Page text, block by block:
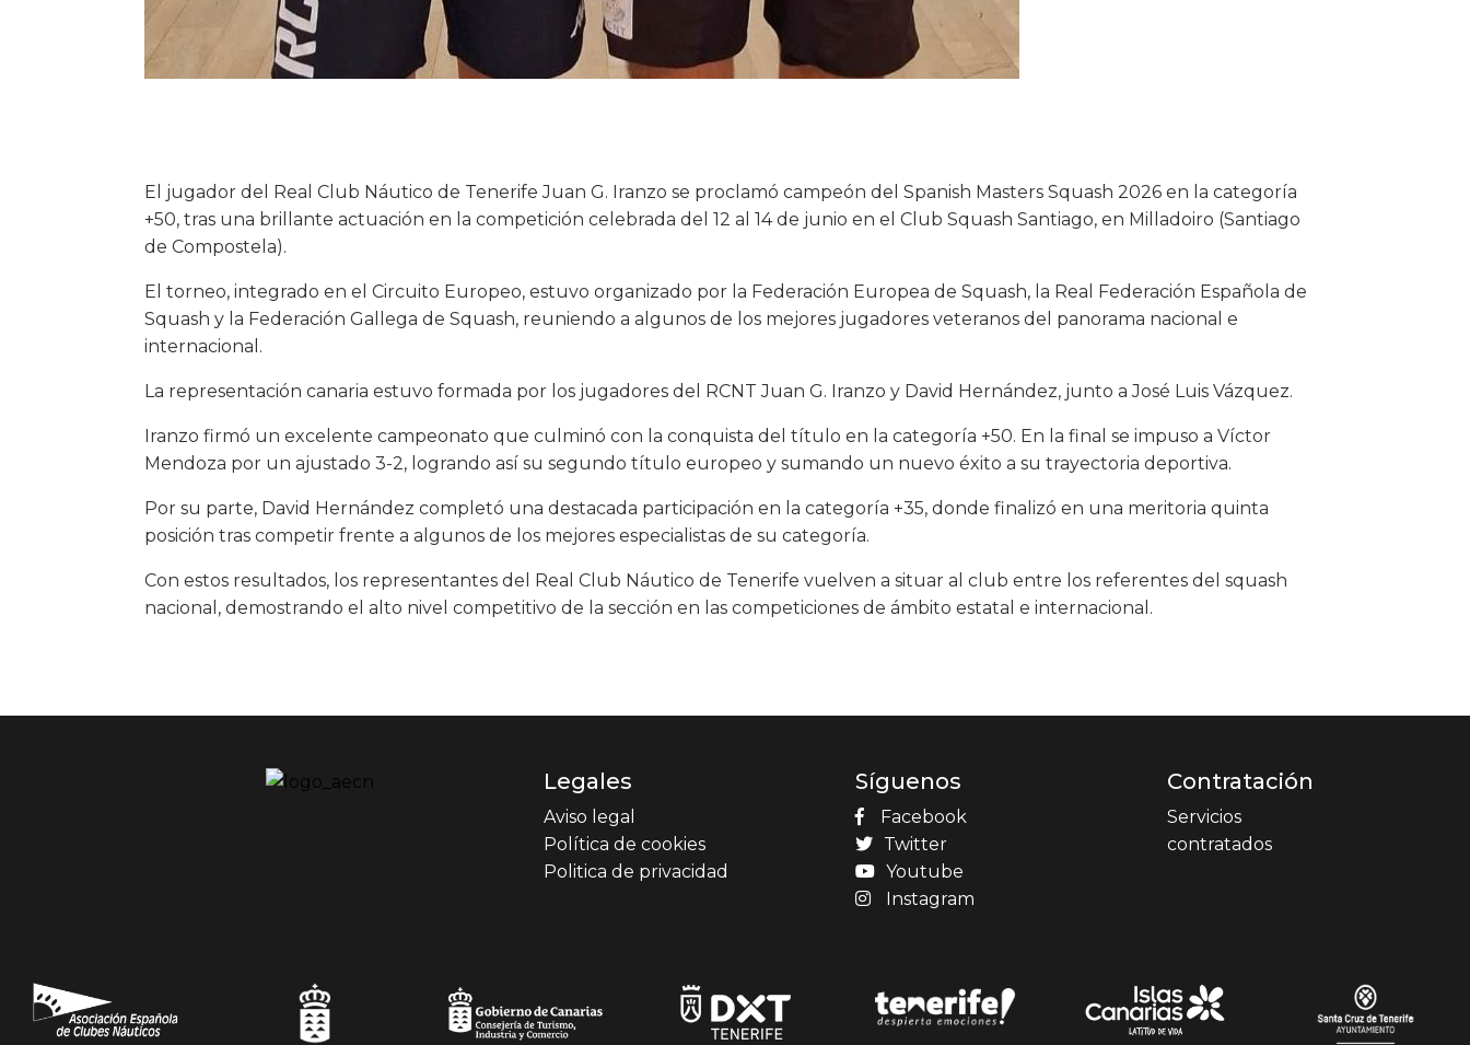
El jugador del Real Club Náutico de Tenerife Juan G. Iranzo se proclamó campeón del Spanish Masters Squash 2026 en la categoría
+50, tras una brillante actuación en la competición celebrada del 12 al 14 de junio en el Club Squash Santiago, en Milladoiro (Santiago
de Compostela).
El torneo, integrado en el Circuito Europeo, estuvo organizado por la Federación Europea de Squash, la Real Federación Española de
Squash y la Federación Gallega de Squash, reuniendo a algunos de los mejores jugadores veteranos del panorama nacional e
internacional.
La representación canaria estuvo formada por los jugadores del RCNT Juan G. Iranzo y David Hernández, junto a José Luis Vázquez.
Iranzo firmó un excelente campeonato que culminó con la conquista del título en la categoría +50. En la final se impuso a Víctor
Mendoza por un ajustado 3-2, logrando así su segundo título europeo y sumando un nuevo éxito a su trayectoria deportiva.
Por su parte, David Hernández completó una destacada participación en la categoría +35, donde finalizó en una meritoria quinta
posición tras competir frente a algunos de los mejores especialistas de su categoría.
Con estos resultados, los representantes del Real Club Náutico de Tenerife vuelven a situar al club entre los referentes del squash
nacional, demostrando el alto nivel competitivo de la sección en las competiciones de ámbito estatal e internacional.
Legales
Aviso legal
Política de cookies
Politica de privacidad
Síguenos
Facebook
Twitter
Youtube
Instagram
Contratación
Servicios
contratados